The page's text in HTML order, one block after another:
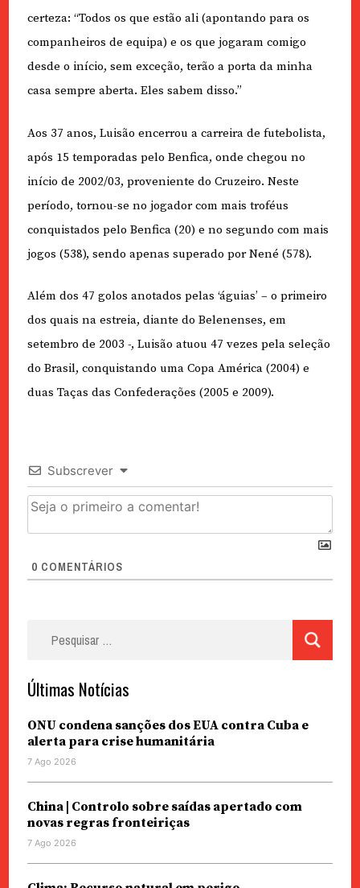
certeza: “Todos os que estão ali (apontando para os
companheiros de equipa) e os que jogaram comigo
desde o início, sem exceção, terão a porta da minha
casa sempre aberta. Eles sabem disso.”
Aos 37 anos, Luisão encerrou a carreira de futebolista,
após 15 temporadas pelo Benfica, onde chegou no
início de 2002/03, proveniente do Cruzeiro. Neste
período, tornou-se no jogador com mais troféus
conquistados pelo Benfica (20) e no segundo com mais
jogos (538), sendo apenas superado por Nené (578).
Além dos 47 golos anotados pelas ‘águias’ – o primeiro
dos quais na estreia, diante do Belenenses, em
setembro de 2003 -, Luisão atuou 47 vezes pela seleção
do Brasil, conquistando uma Copa América (2004) e
duas Taças das Confederações (2005 e 2009).
Subscrever
0 COMENTÁRIOS
Últimas Notícias
ONU condena sanções dos EUA contra Cuba e
alerta para crise humanitária
7 Ago 2026
China | Controlo sobre saídas apertado com
novas regras fronteiriças
7 Ago 2026